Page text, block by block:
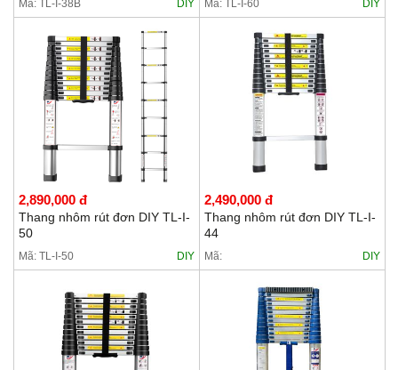
Mã: TL-I-38B DIY Mã: TL-I-60 DIY
2,890,000 đ
Thang nhôm rút đơn DIY TL-I-
50
Mã: TL-I-50 DIY
2,490,000 đ
Thang nhôm rút đơn DIY TL-I-
44
Mã: DIY